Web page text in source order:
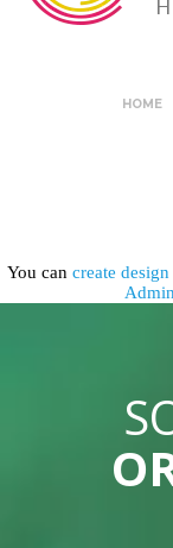
HOME
You can create design